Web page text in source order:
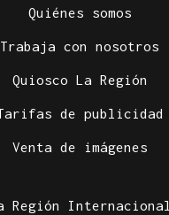
Quiénes somos
Trabaja con nosotros
Quiosco La Región
de publicidad
Venta de imágenes
Región Internacional